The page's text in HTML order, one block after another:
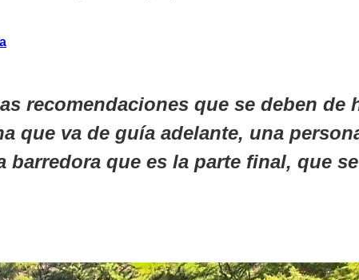
recomendaciones que se deben de
que va de guía adelante, una
que es la parte final, que